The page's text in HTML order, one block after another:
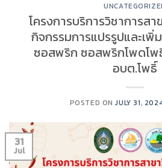
โครงการบริการวิชาการส
กิจกรรมการแปรรูปและเ
ซอสพริก ซอสพริกโพดโ
อบต.โพธิ์
POSTED ONJULY 31,
31
Jul